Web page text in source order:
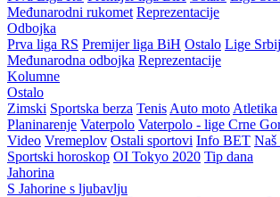
Međunarodni rukomet Reprezentacije
Odbojka
Prva liga RS Premijer liga BiH Ostalo Lige
Međunarodna odbojka Reprezentacije
Kolumne
Ostalo
Zimski Sportska berza Tenis Auto moto Atletika
Planinarenje Vaterpolo Vaterpolo - lige Crne
Video Vremeplov Ostali sportovi Info BET Naš
Sportski horoskop OI Tokyo 2020 Tip dana
Jahorina
S Jahorine s ljubavlju